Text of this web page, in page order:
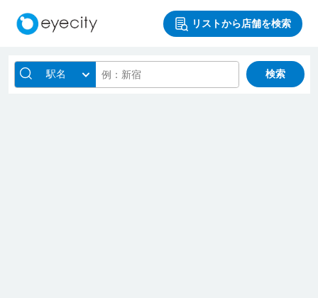
リストから店舗を検索
駅名 検索